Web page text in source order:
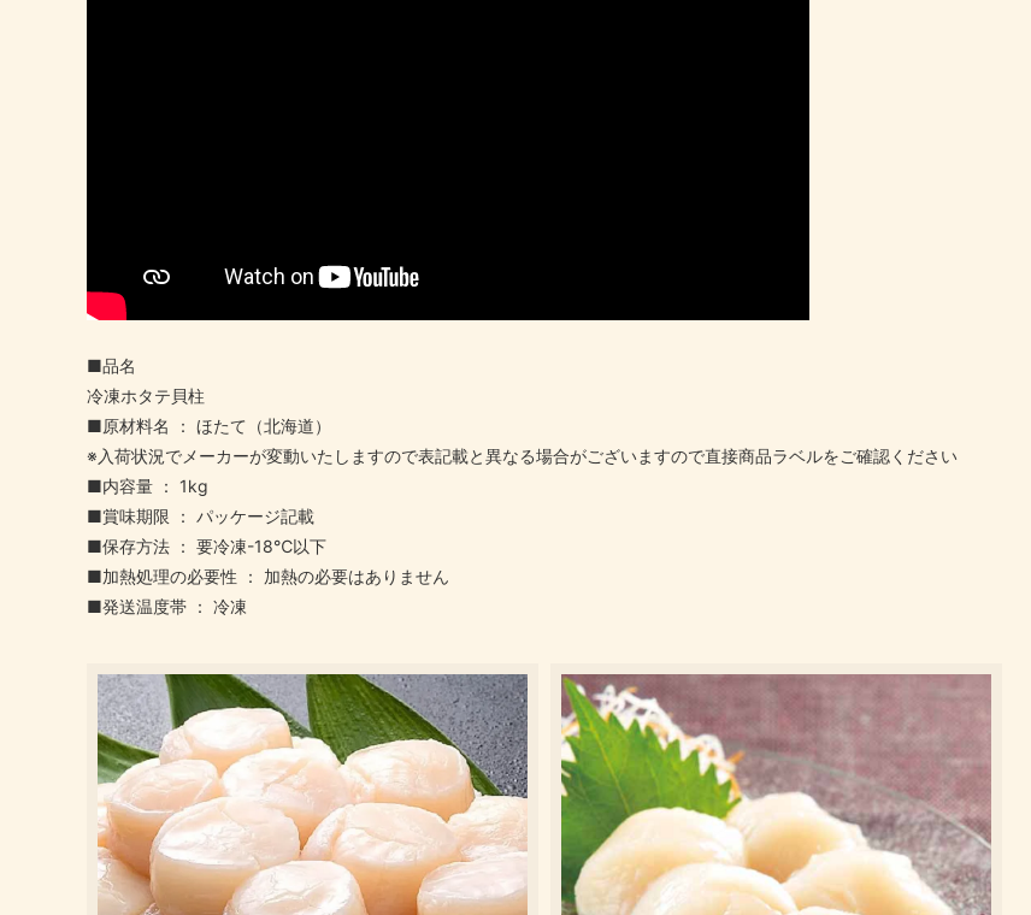
■品名
冷凍ホタテ貝柱
■原材料名 ： ほたて（北海道）
※入荷状況でメーカーが変動いたしますので表記載と異なる場合がございますので直接商品ラベルをご確認ください
■内容量 ： 1kg
■賞味期限 ： パッケージ記載
■保存方法 ： 要冷凍-18℃以下
■加熱処理の必要性 ： 加熱の必要はありません
■発送温度帯 ： 冷凍